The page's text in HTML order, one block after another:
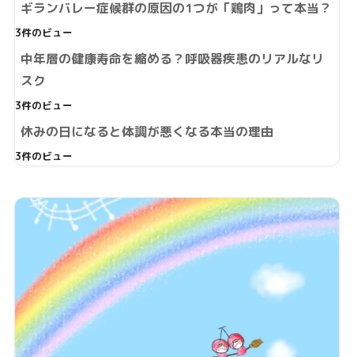
ギランバレー症候群の原因の1つが「鶏肉」って本当？
3件のビュー
中年層の健康寿命を縮める？呼吸器疾患のリアルなリ
スク
3件のビュー
休みの日になると体調が悪くなる本当の理由
3件のビュー